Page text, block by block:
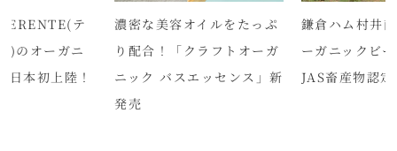
テ
)のオーガニ
日本初上陸！
濃密な美容オイルをたっぷ
り配合！「クラフトオーガ
ニック バスエッセンス」新
発売
鎌倉ハム村井
ーガニックビ
JAS畜産物認